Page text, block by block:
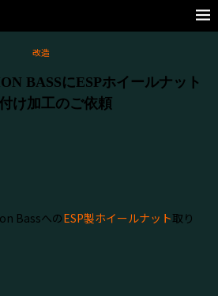
改造
BASSにESPホイールナット
け加工のご依頼
BassへのESP製ホイールナット取り